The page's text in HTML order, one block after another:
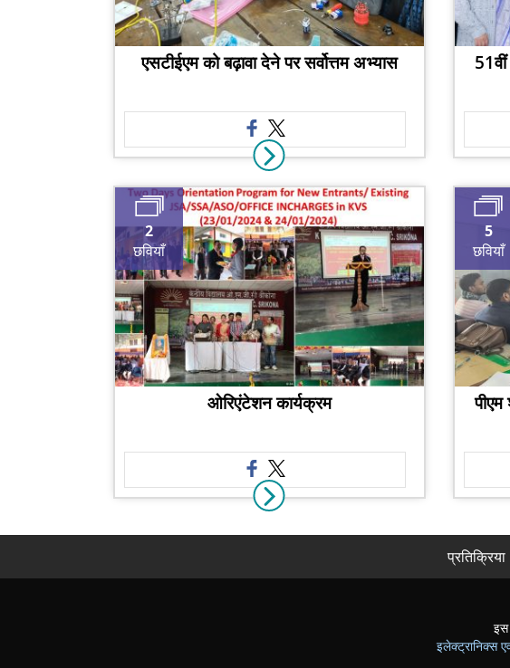
एसटीईएम को बढ़ावा देने पर सर्वोत्तम अभ्यास
2
छवियाँ
ओरिएंटेशन कार्यक्रम
5
छवियाँ
प्रतिक्रिया
इस
इलेक्ट्रानिक्स